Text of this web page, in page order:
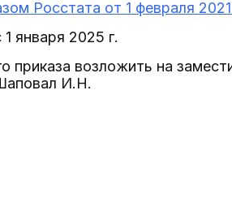
Росстата от 1 февраля
января 2025 г.
приказа возложить на
И.Н.